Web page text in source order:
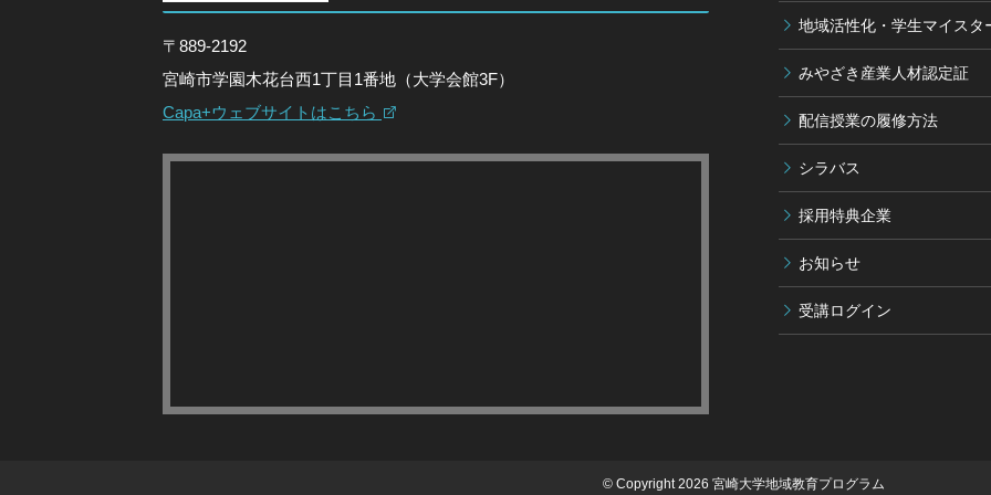
〒889-2192
宮崎市学園木花台西1丁目1番地（大学会館3F）
Capa+ウェブサイトはこちら
地域活性化・学生マイスタ
みやざき産業人材認定証
配信授業の履修方法
シラバス
採用特典企業
お知らせ
受講ログイン
© Copyright 2026 宮崎大学地域教育プログラム